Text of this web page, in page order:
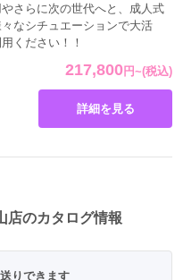
217,800円~(税込)
さらに次の世代へと、成人式
なシチュエーションで大活
ください！！
詳細を見る
のカタログ情報
りできます